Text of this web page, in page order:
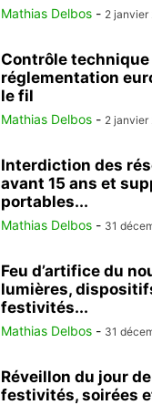
Mathias Delbos - 2 janvier
Contrôle technique
réglementation
le fil
Mathias Delbos - 2 janvier
Interdiction des
avant 15 ans et
portables...
Mathias Delbos - 31
Feu d’artifice du
lumières,
festivités...
Mathias Delbos - 31
Réveillon du jour de
festivités, soirées